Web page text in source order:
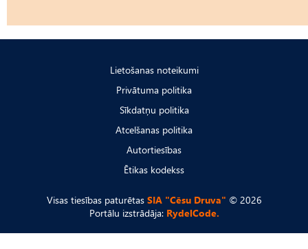
Lietošanas noteikumi
Privātuma politika
Sīkdatņu politika
Atcelšanas politika
Autortiesības
Ētikas kodekss
Visas tiesības paturētas SIA "Cēsu Druva" © 2026
Portālu izstrādāja: RydelCode.